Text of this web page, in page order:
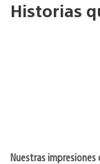
Historias
Nuestras